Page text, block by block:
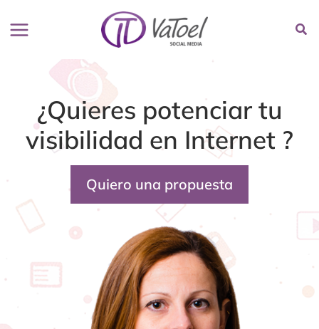
¿Quieres potenciar tu
visibilidad en Internet ?
Quiero una propuesta